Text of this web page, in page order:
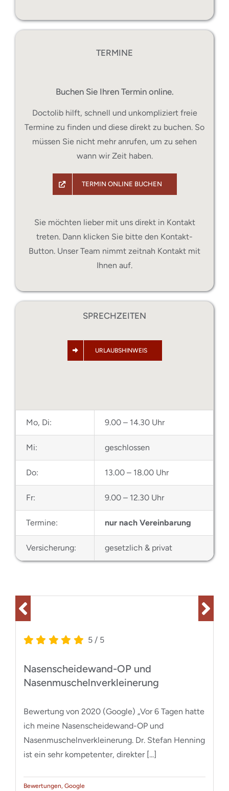
TERMINE
Buchen Sie Ihren Termin online.
Doctolib hilft, schnell und unkompliziert freie
Termine zu finden und diese direkt zu buchen. So
müssen Sie nicht mehr anrufen, um zu sehen
wann wir Zeit haben.
TERMIN ONLINE BUCHEN
Sie möchten lieber mit uns direkt in Kontakt
treten. Dann klicken Sie bitte den Kontakt-
Button. Unser Team nimmt zeitnah Kontakt mit
Ihnen auf.
SPRECHZEITEN
URLAUBSHINWEIS
Mo, Di: 9.00 – 14.30 Uhr
Mi: geschlossen
Do: 13.00 – 18.00 Uhr
Fr: 9.00 – 12.30 Uhr
Termine: nur nach Vereinbarung
Versicherung: gesetzlich & privat
5 / 5
Nasenscheidewand-OP und
Nasenmuschelnverkleinerung
Bewertung von 2020 (Google) „Vor 6 Tagen hatte
ich meine Nasenscheidewand-OP und
Nasenmuschelnverkleinerung. Dr. Stefan Henning
ist ein sehr kompetenter, direkter [...]
Bewertungen, Google